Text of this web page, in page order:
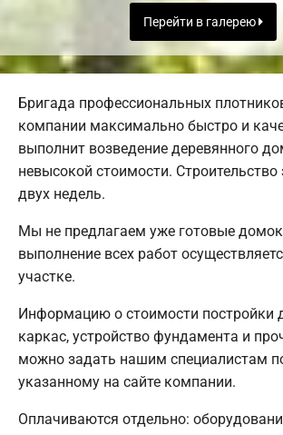
Перейти в галерею
Бригада профессиональных
компании максимально быстро и
выполнит возведение деревянного
невысокой стоимости. Строительство
двух недель.
Мы не предлагаем уже готовые
выполнение всех работ
участке.
Информацию о стоимости постройки
каркас, устройство фундамента и
можно задать нашим специалистам
указанному на сайте компании.
Оплачиваются отдельно: